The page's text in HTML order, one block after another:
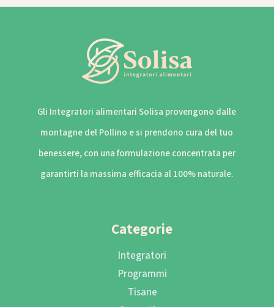
Gli Integratori alimentari Solisa provengono dalle
montagne del Pollino e si prendono cura del tuo
benessere, con una formulazione concentrata per
garantirti la massima efficacia al 100% naturale.
Categorie
Integratori
Programmi
Tisane